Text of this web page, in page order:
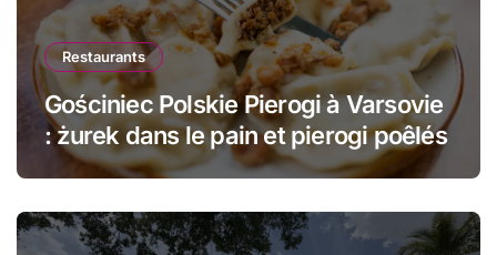
Restaurants
Gościniec Polskie Pierogi à Varsovie
: żurek dans le pain et pierogi poêlés